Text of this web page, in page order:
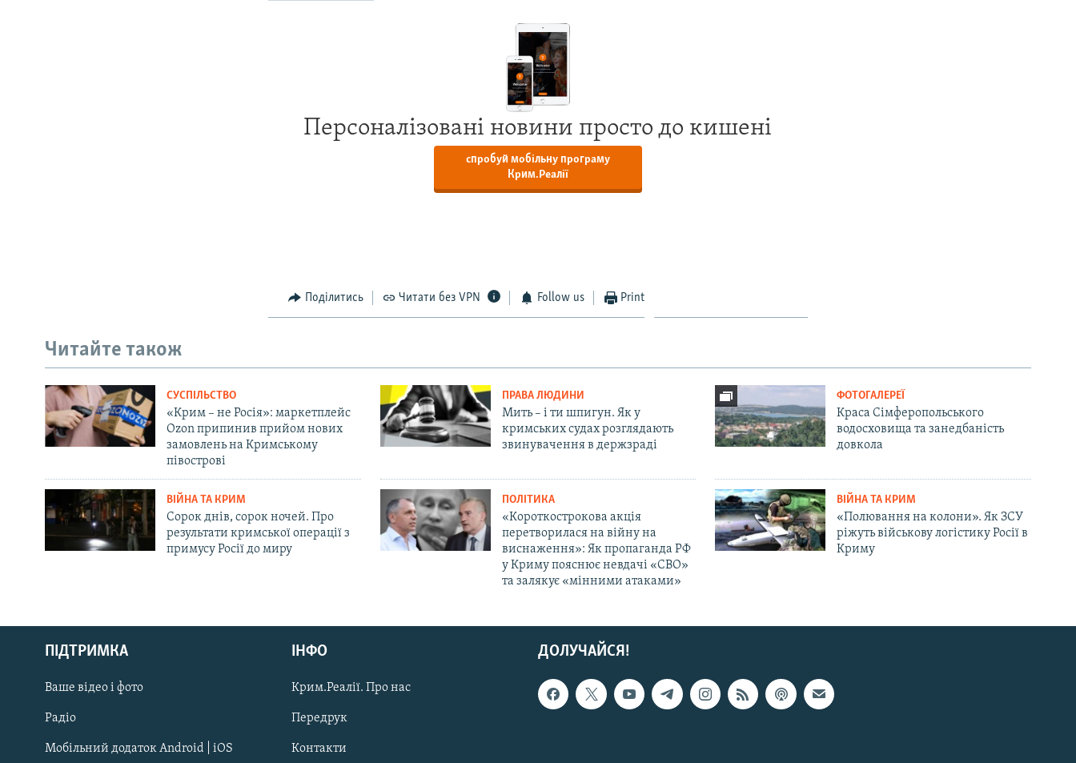
Русский
Qırımtatar
ДОЛУЧАЙСЯ!
Персоналізовані новини просто до кишені
спробуй мобільну програму
Крим.Реалії
Поділитись Читати без VPN Follow us Print
Читайте також
СУСПІЛЬСТВО
«Крим – не Росія»: маркетплейс
Ozon припинив прийом нових
замовлень на Кримському
півострові
ПРАВА ЛЮДИНИ
Мить – і ти шпигун. Як у
кримських судах розглядають
звинувачення в держзраді
ФОТОГАЛЕРЕЇ
Краса Сімферопольського
водосховища та занедбаність
довкола
ВІЙНА ТА КРИМ
Сорок днів, сорок ночей. Про
результати кримської операції з
примусу Росії до миру
ПОЛІТИКА
«Короткострокова акція
перетворилася на війну на
виснаження»: Як пропаганда РФ
у Криму пояснює невдачі «СВО»
та залякує «мінними атаками»
ВІЙНА ТА КРИМ
«Полювання на колони». Як ЗСУ
ріжуть військову логістику Росії в
Криму
ДОЛУЧАЙСЯ!
ПІДТРИМКА
Ваше відео і фото
Радіо
Мобільний додаток Android | iOS
ІНФО
Крим.Реалії. Про нас
Передрук
Контакти